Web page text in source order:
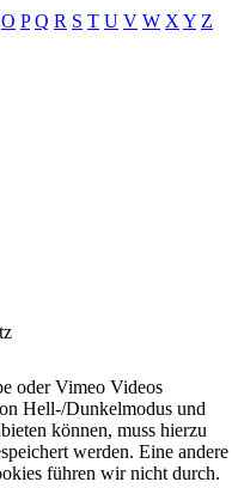
O P Q R S T U V W X Y Z
oder Vimeo Videos
Hell-/Dunkelmodus und
können, muss hierzu
werden. Eine andere
führen wir nicht durch.